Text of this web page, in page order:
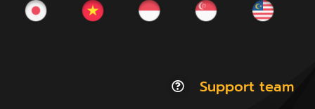
Support team